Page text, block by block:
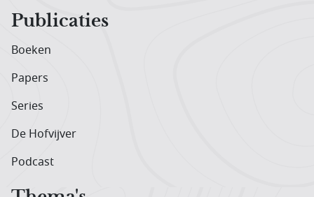
Publicaties
Boeken
Papers
Series
De Hofvijver
Podcast